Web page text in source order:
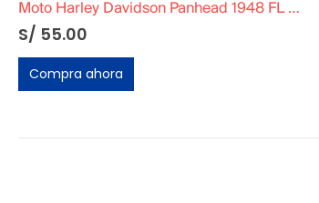
Moto Harley Davidson Panhead 1948 FL DIECAST MOTO
S/ 55.00
Compra ahora